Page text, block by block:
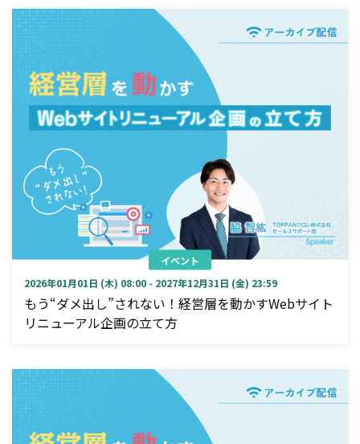
イベント
2026年01月01日 (木) 08:00 - 2027年12月31日 (金) 23:59
もう“ダメ出し”されない！経営層を動かすWebサイト
リニューアル企画の立て方